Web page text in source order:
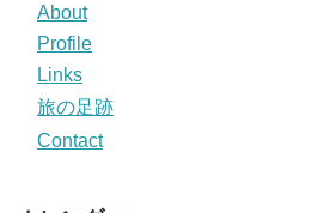
About
Profile
Links
旅の足跡
Contact